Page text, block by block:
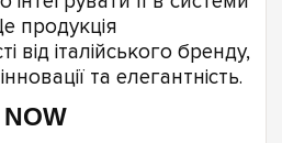
продукція
від італійського бренду,
та елегантність.